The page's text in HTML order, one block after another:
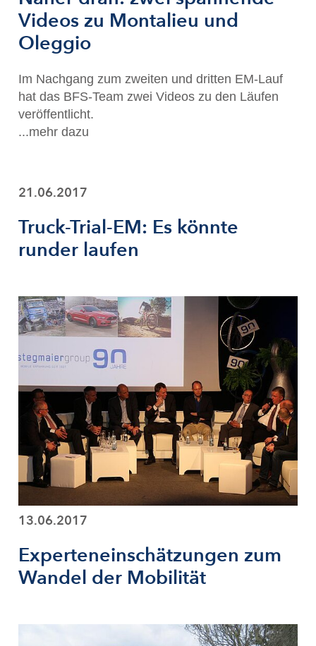
Videos zu Montalieu und
Oleggio
Im Nachgang zum zweiten und dritten EM-Lauf
hat das BFS-Team zwei Videos zu den Läufen
veröffentlicht.
...mehr dazu
21.06.2017
Truck-Trial-EM: Es könnte
runder laufen
13.06.2017
Experteneinschätzungen zum
Wandel der Mobilität